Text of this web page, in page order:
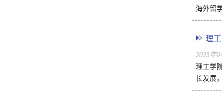
海外留
理
2023年
理工学
长发展